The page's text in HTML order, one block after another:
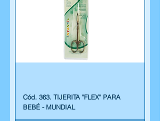
Cód. 363. TIJERITA "FLEX" PARA
BEBÉ - MUNDIAL